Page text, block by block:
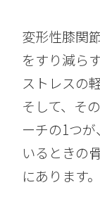
変形性膝関
をすり減ら
ストレスの
そして、そ
ーチの1つ
いるときの
にあります。